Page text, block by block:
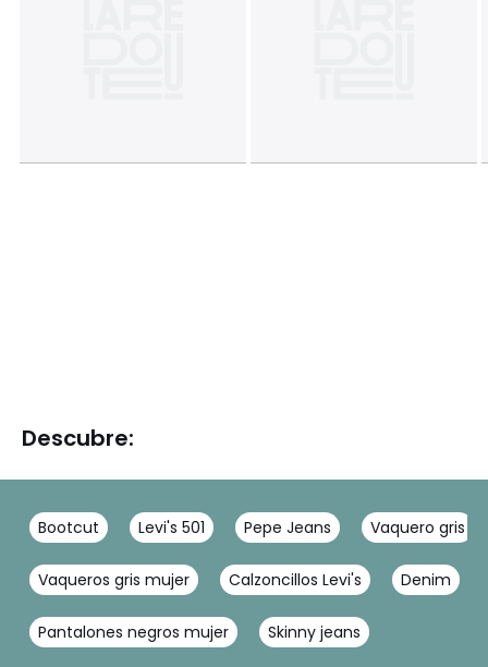
Descubre:
Bootcut Levi's 501 Pepe Jeans Vaquero gris
Vaqueros gris mujer Calzoncillos Levi's Denim
Pantalones negros mujer Skinny jeans